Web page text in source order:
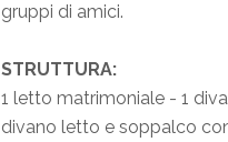
gruppi di amici.
STRUTTURA:
1 letto matrimoniale - 1
divano letto e soppalco